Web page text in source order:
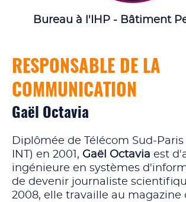
Bureau à l'IHP - Bâtiment
Gaël Octavia
RESPONSABLE DE LA
COMMUNICATION
Diplômée de Télécom
INT) en 2001, Gaël Octavia est
ingénieure en systèmes
de devenir journaliste
2008, elle travaille au magazine